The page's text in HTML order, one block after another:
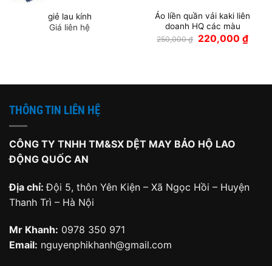
giẻ lau kính
Giá liên hệ
Áo liền quần vải kaki liên
doanh HQ các màu
250,000₫ Giá
gốc
220,000 ₫Giá
hiện
THÔNG TIN LIÊN HỆ
CÔNG TY TNHH TM&SX DỆT MAY BẢO HỘ LAO
ĐỘNG QUỐC AN
Địa chỉ:Đội 5, thôn Yên Kiện – Xã Ngọc Hồi – Huyện
Thanh Trì – Hà Nội
Mr Khanh: 0978 350 971
Email: nguyenphikhanh@gmail.com